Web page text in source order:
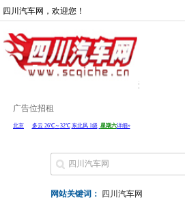
四川汽车网，欢迎您！
广告位招租
网站关键词： 四川汽车网